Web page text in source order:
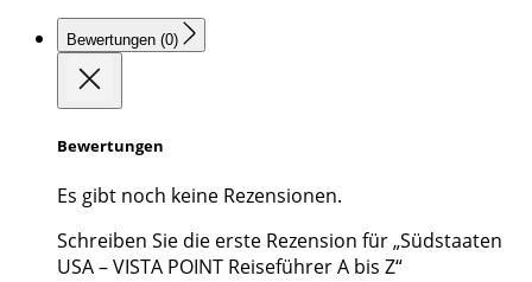
Bewertungen (0)
Bewertungen
Es gibt noch keine Rezensionen.
Schreiben Sie die erste Rezension für „Südstaaten
USA – VISTA POINT Reiseführer A bis Z“